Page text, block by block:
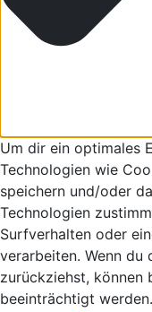
Um dir ein optimales
Technologien wie
speichern und/oder
Technologien
Surfverhalten oder
verarbeiten. Wenn
zurückziehst, können
beeinträchtigt werden.